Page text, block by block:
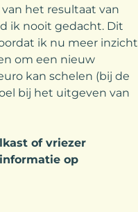
het resultaat van
ik nooit gedacht. Dit
ik nu meer inzicht
om een nieuw
kan schelen (bij de
bij het uitgeven van
of vriezer
op